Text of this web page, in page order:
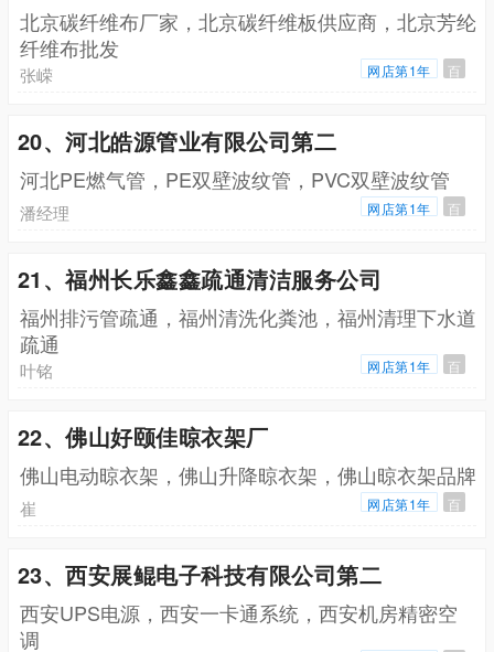
北京碳纤维布厂家，北京碳纤维板供应商，北京芳纶
纤维布批发
张嵘 网店第1年 百
20、河北皓源管业有限公司第二
河北PE燃气管，PE双壁波纹管，PVC双壁波纹管
潘经理 网店第1年 百
21、福州长乐鑫鑫疏通清洁服务公司
福州排污管疏通，福州清洗化粪池，福州清理下水道
疏通
叶铭 网店第1年 百
22、佛山好颐佳晾衣架厂
佛山电动晾衣架，佛山升降晾衣架，佛山晾衣架品牌
崔 网店第1年 百
23、西安展鲲电子科技有限公司第二
西安UPS电源，西安一卡通系统，西安机房精密空
调